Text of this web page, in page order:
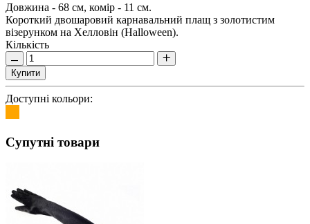
Довжина - 68 см, комір - 11 см.
Короткий двошаровий карнавальний плащ з золотистим
візерунком на Хелловін (Halloween).
Кількість
Купити
Доступні кольори:
Супутні товари